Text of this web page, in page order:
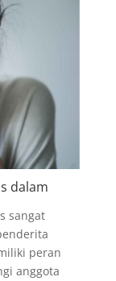
dalam
sangat
peran
anggota